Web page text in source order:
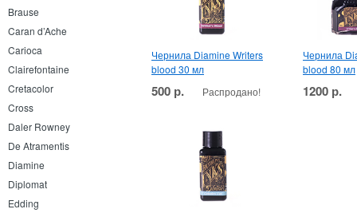
Brause
Caran d’Ache
Carioca
Clairefontaine
Cretacolor
Cross
Daler Rowney
De Atramentis
Diamine
Diplomat
Edding
Чернила Diamine Writers
blood 30 мл
500 р. Распродано!
Чернила
blood 80 мл
1200 р.